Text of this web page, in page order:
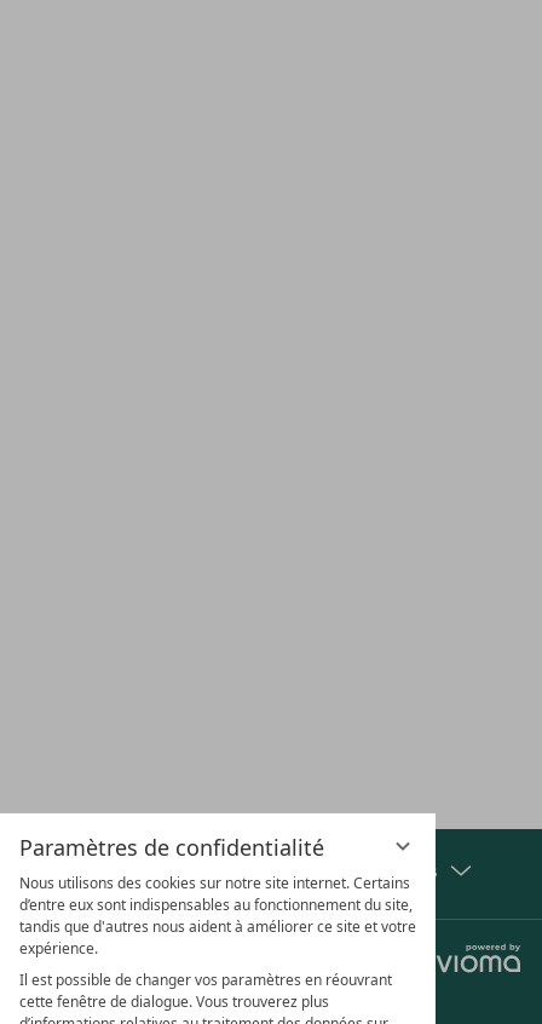
Paramètres de confidentialité
Nous utilisons des cookies sur notre site internet. Certains
d’entre eux sont indispensables au fonctionnement du site,
tandis que d'autres nous aident à améliorer ce site et votre
expérience.
Il est possible de changer vos paramètres en réouvrant
cette fenêtre de dialogue. Vous trouverez plus
Afficher les distinctions et les partenaires
Jobs
Confidentialité
Paramètres de confidentialité
Mentions légales
Conditions générales